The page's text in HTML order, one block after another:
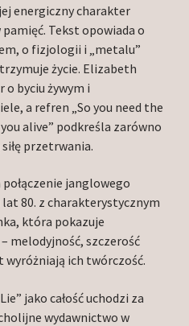
energiczny charakter
Tekst opowiada o
o fizjologii i „metalu”
życie. Elizabeth
o byciu żywym i
a refren „So you need the
alive” podkreśla zarówno
przetrwania.
janglowego
80. z charakterystycznym
która pokazuje
melodyjność, szczerość
wyróżniają ich twórczość.
jako całość uchodzi za
wydawnictwo w